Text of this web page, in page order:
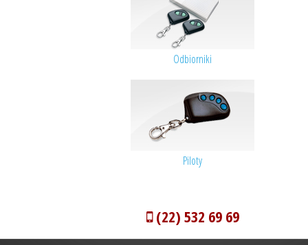
Odbiorniki
Piloty
(22) 532 69 69